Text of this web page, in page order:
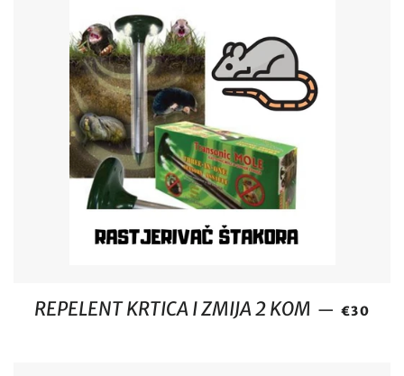
REPELENT KRTICA I ZMIJA 2 KOM — €30